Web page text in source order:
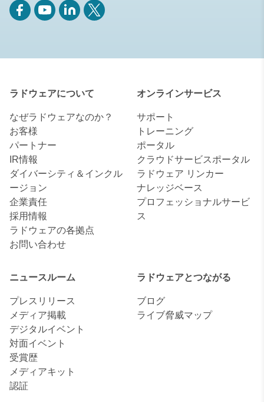
ラドウェアについて
なぜラドウェアなのか？
お客様
パートナー
IR情報
ダイバーシティ＆インクル
ージョン
企業責任
採用情報
ラドウェアの各拠点
お問い合わせ
オンラインサービス
サポート
トレーニング
ポータル
クラウドサービスポータル
ラドウェア リンカー
ナレッジベース
プロフェッショナルサービ
ス
ニュースルーム
プレスリリース
メディア掲載
デジタルイベント
対面イベント
受賞歴
メディアキット
認証
ラドウェアとつながる
ブログ
ライブ脅威マップ